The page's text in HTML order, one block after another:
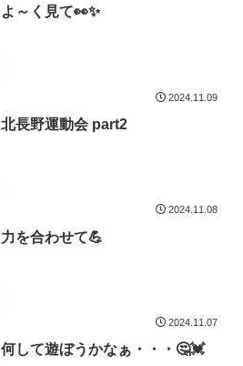
よ～く見て👀✨
2024.11.09
北長野運動会 part2
2024.11.08
力を合わせて💪
2024.11.07
何して遊ぼうかなぁ・・・🤔💓